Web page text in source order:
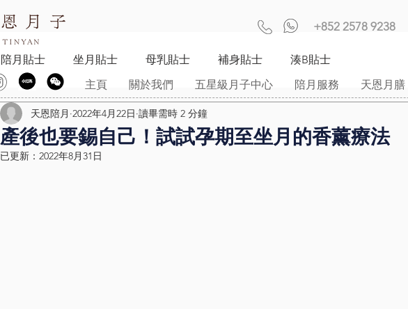
+852 2578 9238
主頁 關於我們 五星級月子中心 陪月服務 天恩月膳
陪月貼士 坐月貼士 母乳貼士 補身貼士 湊B貼士
產後也要錫自己！試試孕期至坐月的香薰療法
天恩陪月 2022年4月22日 讀畢需時 2 分鐘
已更新： 2022年8月31日